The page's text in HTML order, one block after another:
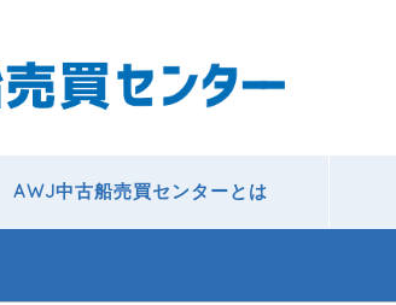
AWJ中古船売買センターとは